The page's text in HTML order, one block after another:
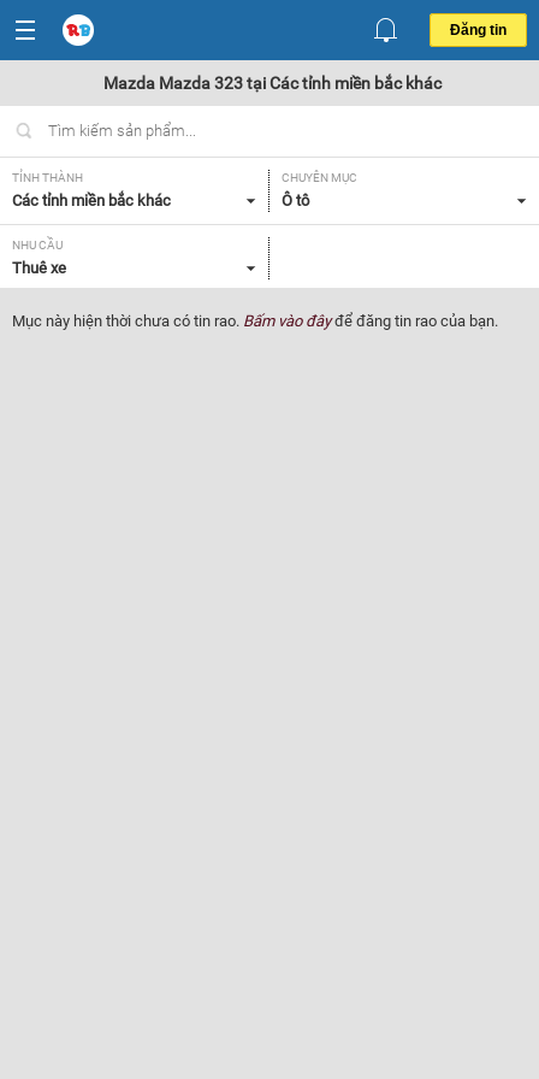
Đăng tin
Mazda Mazda 323 tại Các tỉnh miền bắc khác
TỈNH THÀNH
Các tỉnh miền bắc khác
CHUYÊN MỤC
Ô tô
NHU CẦU
Thuê xe
Mục này hiện thời chưa có tin rao. Bấm vào đâyđể đăng tin rao của bạn.